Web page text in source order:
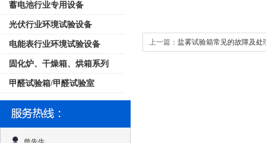
蓄电池行业专用设备
光伏行业环境试验设备
电能表行业环境试验设备
固化炉、干燥箱、烘箱系列
甲醛试验箱/甲醛试验室
上一篇： 盐雾试验箱常见的故障及处